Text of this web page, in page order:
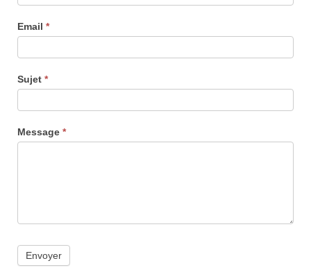
Email *
Sujet *
Message *
Envoyer